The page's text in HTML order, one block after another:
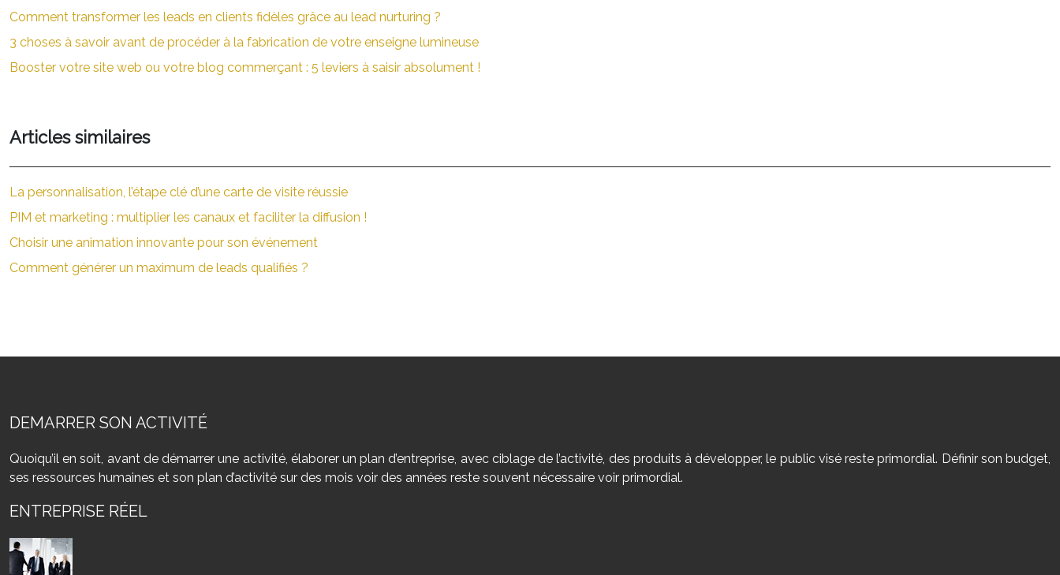
Comment transformer les leads en clients fidèles grâce au lead nurturing ?
3 choses à savoir avant de procéder à la fabrication de votre enseigne lumineuse
Booster votre site web ou votre blog commerçant : 5 leviers à saisir absolument !
Articles similaires
La personnalisation, l’étape clé d’une carte de visite réussie
PIM et marketing : multiplier les canaux et faciliter la diffusion !
Choisir une animation innovante pour son événement
Comment générer un maximum de leads qualifiés ?
DEMARRER SON ACTIVITÉ
Quoiqu’il en soit, avant de démarrer une activité, élaborer un plan d’entreprise, avec ciblage de l’activité, des produits à développer, le public visé reste primordial. Définir son budget,
ses ressources humaines et son plan d’activité sur des mois voir des années reste souvent nécessaire voir primordial.
ENTREPRISE RÉEL